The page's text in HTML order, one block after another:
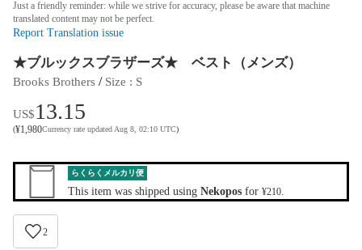
Just a friendly reminder: while we strive for accuracy, please be aware that machine
translated content may not be perfect.
Report Translation issue
★ブルックスブラザーズ★ ベスト（メンズ）
Brooks Brothers / Size : S
US$13.15
(¥1,980Currency rate updated Aug 8, 02:10 UTC)
らくらくメルカリ便
This item was shipped using Nekopos for ¥210
2